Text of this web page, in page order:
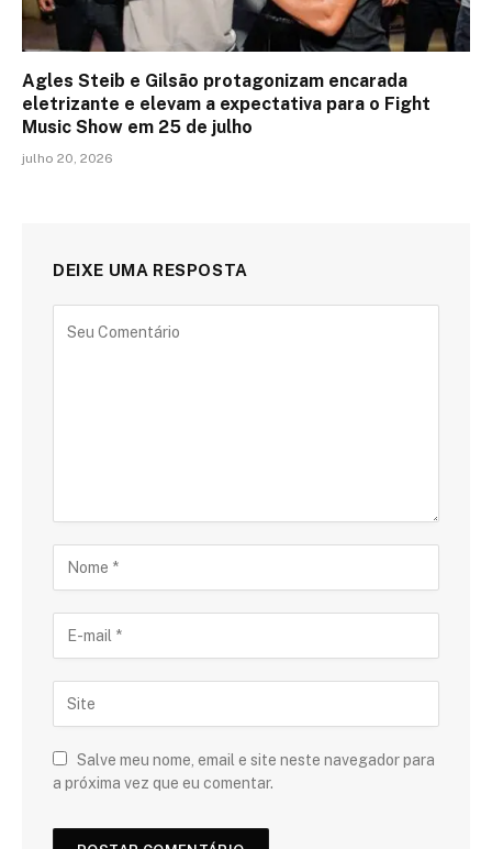
Agles Steib e Gilsão protagonizam encarada
eletrizante e elevam a expectativa para o Fight
Music Show em 25 de julho
julho 20, 2026
DEIXE UMA RESPOSTA
Salve meu nome, email e site neste navegador para
a próxima vez que eu comentar.